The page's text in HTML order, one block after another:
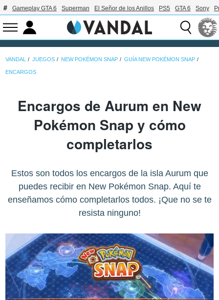
Gameplay GTA 6 Superman El Señor de los Anillos PS5 GTA 6 Sony
VANDAL JUEGOS NEW POKÉMON SNAP GUÍA NEW POKÉMON SNAP
ENCARGOS
Encargos de Aurum en New
Pokémon Snap y cómo
completarlos
Estos son todos los encargos de la isla Aurum que
puedes recibir en New Pokémon Snap. Aquí te
enseñamos cómo completarlos todos. ¡Que no se te
resista ninguno!